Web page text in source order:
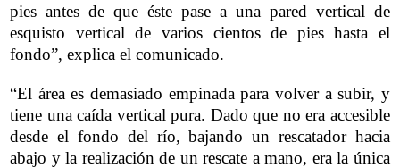
pies antes de que éste pase a una pared vertical de
esquisto vertical de varios cientos de pies hasta el
fondo”, explica el comunicado.
“El área es demasiado empinada para volver a subir, y
tiene una caída vertical pura. Dado que no era accesible
desde el fondo del río, bajando un rescatador hacia
abajo y la realización de un rescate a mano, era la única